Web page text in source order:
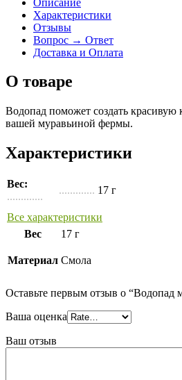
Характеристики
Отзывы
Вопрос → Ответ
Доставка и Оплата
О товаре
Водопад поможет создать
вашей муравьиной фермы.
Характеристики
Вес:
.............
............. 17 г
Все характеристики
Вес
17 г
Материал Смола
Оставьте первым отзыв о
Ваша оценка
Ваш отзыв